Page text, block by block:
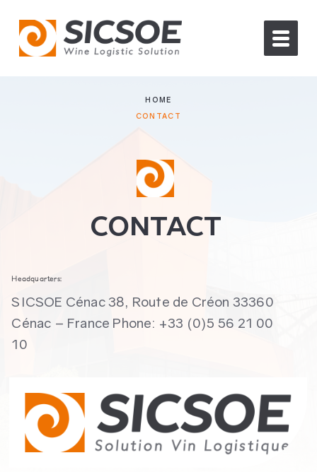
HOME
CONTACT
CONTACT
Headquarters:
SICSOE Cénac 38, Route de Créon 33360
Cénac – France Phone: +33 (0)5 56 21 00
10